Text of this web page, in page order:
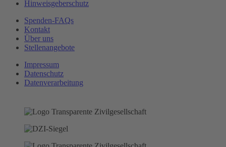
Hinweisgeberschutz
Spenden-FAQs
Kontakt
Über uns
Stellenangebote
Impressum
Datenschutz
Datenverarbeitung